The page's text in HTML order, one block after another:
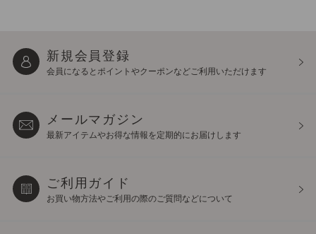
新規会員登録
会員になるとポイントやクーポンなどご利用いただけます
メールマガジン
最新アイテムやお得な情報を定期的にお届けします
ご利用ガイド
お買い物方法やご利用の際のご質問などについて